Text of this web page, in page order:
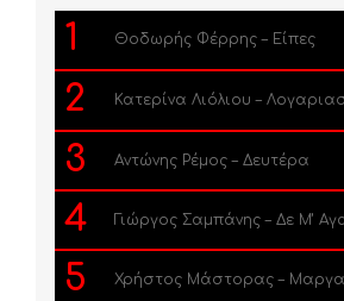
1 Θοδωρής Φέρρης – Είπες
2 Κατερίνα Λιόλιου –
3 Αντώνης Ρέμος – Δευτέρα
4 Γιώργος Σαμπάνης – Δε Μ’
5 Χρήστος Μάστορας –